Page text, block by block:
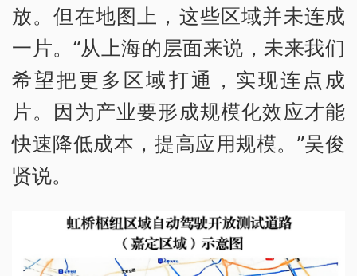
放。但在地图上，这些区域并未连成
一片。“从上海的层面来说，未来我们
希望把更多区域打通，实现连点成
片。因为产业要形成规模化效应才能
快速降低成本，提高应用规模。”吴俊
贤说。